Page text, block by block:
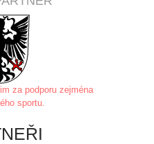
za podporu zejména
sportu.